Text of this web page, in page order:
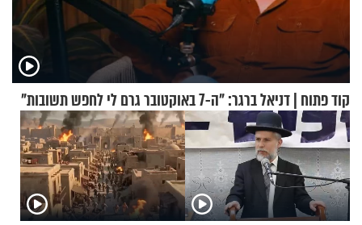
קוד פתוח | דניאל ברגר: "ה-7 באוקטובר גרם לי לחפש תשובות"